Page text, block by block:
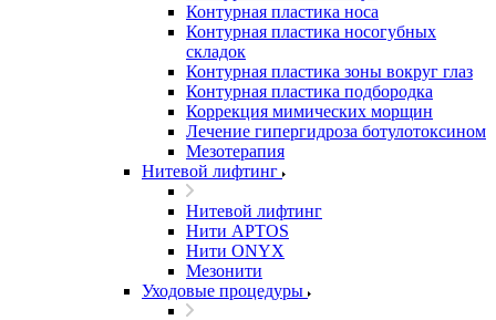
Контурная пластика носа
Контурная пластика носогубных
складок
Контурная пластика зоны вокруг глаз
Контурная пластика подбородка
Коррекция мимических морщин
Лечение гипергидроза ботулотоксином
Мезотерапия
Нитевой лифтинг
Нитевой лифтинг
Нити APTOS
Нити ONYX
Мезонити
Уходовые процедуры